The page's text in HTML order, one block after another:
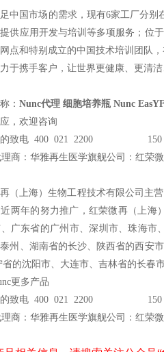
中国市场的需求，现有6家工厂分
供应用开发与培训等多项服务；位
点和特别成立的中国技术培训团队
于携手客户，让世界更健康、更清洁
： Nunc代理 细胞培养瓶 Nunc
，欢迎咨询
的致电 400 021 2200 150
商：华雅再生医学旗舰公司：红荣
（上海）生物工程技术有限公司主
两年的努力推广，红荣微再（上海
广东省的广州市、深圳市、珠海市
州、湖南省的长沙、陕西省的西安
的沈阳市、大连市、吉林省的长春
更多产品
的致电 400 021 2200 150
商：华雅再生医学旗舰公司：红荣